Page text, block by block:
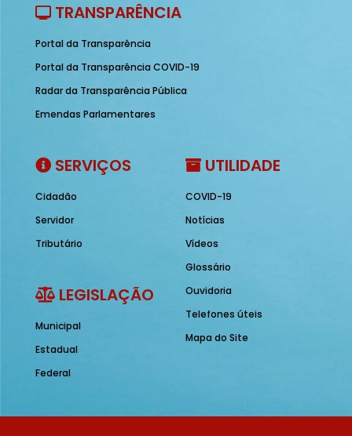
TRANSPARÊNCIA
Portal da Transparência
Portal da Transparência COVID-19
Radar da Transparência Pública
Emendas Parlamentares
SERVIÇOS
Cidadão
Servidor
Tributário
LEGISLAÇÃO
Municipal
Estadual
Federal
UTILIDADE
COVID-19
Notícias
Vídeos
Glossário
Ouvidoria
Telefones úteis
Mapa do Site